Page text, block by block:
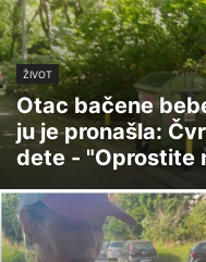
ŽIVOT
Otac bačene
ju je pronašla:
dete - "Oprostite